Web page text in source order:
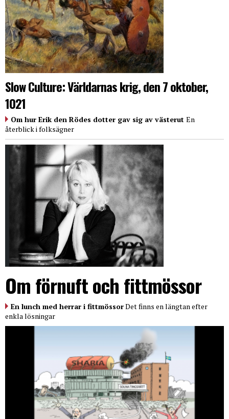
Slow Culture: Världarnas krig, den 7 oktober,
1021
Om hur Erik den Rödes dotter gav sig av västerut En
återblick i folksägner
Om förnuft och fittmössor
En lunch med herrar i fittmössorDet finns en längtan efter
enkla lösningar